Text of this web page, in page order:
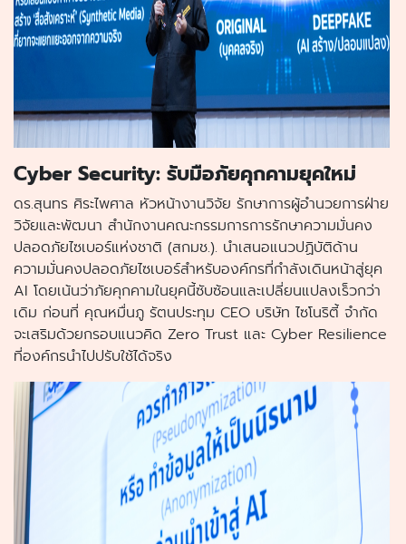
Cyber Security: รับมือภัยคุกคามยุคใหม่
ดร.สุนทร ศิระไพศาล หัวหน้างานวิจัย รักษาการผู้อำนวยการฝ่าย
วิจัยและพัฒนา สำนักงานคณะกรรมการการรักษาความมั่นคง
ปลอดภัยไซเบอร์แห่งชาติ (สกมช.). นำเสนอแนวปฏิบัติด้าน
ความมั่นคงปลอดภัยไซเบอร์สำหรับองค์กรที่กำลังเดินหน้าสู่ยุค
AI โดยเน้นว่าภัยคุกคามในยุคนี้ซับซ้อนและเปลี่ยนแปลงเร็วกว่า
เดิม ก่อนที่ คุณหมื่นภู รัตนประทุม CEO บริษัท ไซโนริตี้ จำกัด
จะเสริมด้วยกรอบแนวคิด Zero Trust และ Cyber Resilience
ที่องค์กรนำไปปรับใช้ได้จริง